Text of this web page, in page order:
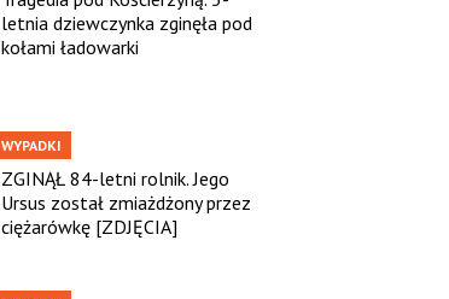
letnia dziewczynka zginęła pod
kołami ładowarki
WYPADKI
ZGINĄŁ 84-letni rolnik. Jego
Ursus został zmiażdżony przez
ciężarówkę [ZDJĘCIA]